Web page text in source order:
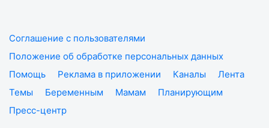
Соглашение с пользователями
Положение об обработке персональных данных
Помощь
Реклама в приложении Каналы
Лента
Темы
Беременным Мамам
Планирующим
Пресс-центр